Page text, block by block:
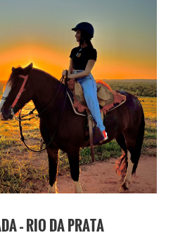
– RIO DA PRATA